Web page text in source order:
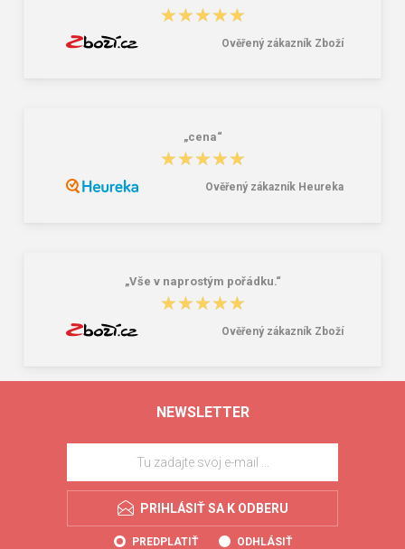
★★★★★
★★★★★
Ověřený zákazník Zboží
„cena“
★★★★★
★★★★★
Ověřený zákazník Heureka
„Vše v naprostým pořádku.“
★★★★★
★★★★★
Ověřený zákazník Zboží
NEWSLETTER
PRIHLÁSIŤ SA K ODBERU
PREDPLATIŤ ODHLÁSIŤ